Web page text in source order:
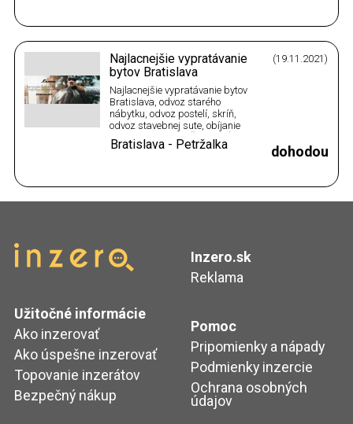
Najlacnejšie vypratávanie
bytov Bratislava
(19.11.2021)
Najlacnejšie vypratávanie bytov
Bratislava, odvoz starého
nábytku, odvoz postelí, skríň,
odvoz stavebnej sute, obíjanie
obkladov, dlažieb. ŽELEZNÝ
odpad odvážame ZADARMO
dohodou
Bratislava - Petržalka
Inzero.sk
Reklama
Užitočné informácie
Ako inzerovať
Ako úspešne inzerovať
Topovanie inzerátov
Bezpečný nákup
Pomoc
Pripomienky a nápady
Podmienky inzercie
Ochrana osobných
údajov